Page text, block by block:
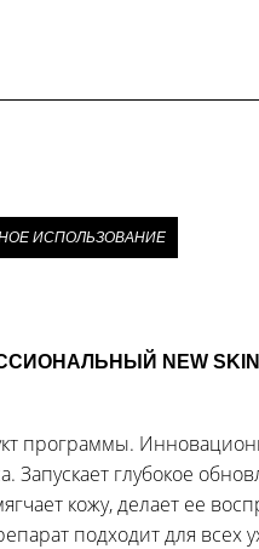
ИСПОЛЬЗОВАНИЕ
NEW SKIN
программы.
Запускает глубокое
кожу, делает ее
подходит для всех